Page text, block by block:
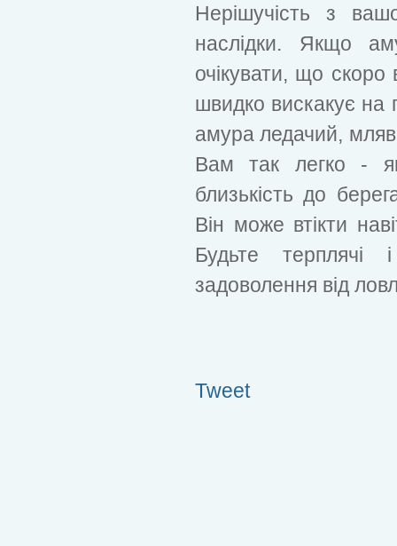
Нерішучість з
наслідки. Якщо
очікувати, що скоро
швидко вискакує на
амура ледачий,
Вам так легко -
близькість до
Він може втікти
Будьте
задоволення від
Tweet